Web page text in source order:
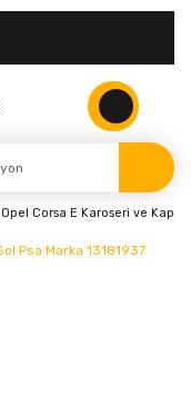
Opel Corsa E Karoseri ve